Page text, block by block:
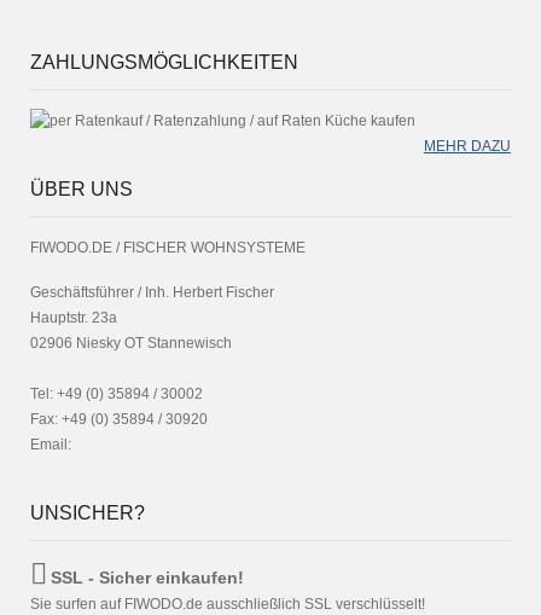
ZAHLUNGSMÖGLICHKEITEN
MEHR DAZU
ÜBER UNS
FIWODO.DE / FISCHER WOHNSYSTEME
Geschäftsführer / Inh. Herbert Fischer
Hauptstr. 23a
02906 Niesky OT Stannewisch
Tel: +49 (0) 35894 / 30002
Fax: +49 (0) 35894 / 30920
Email:
UNSICHER?
SSL - Sicher einkaufen!
Sie surfen auf FIWODO.de ausschließlich SSL verschlüsselt!